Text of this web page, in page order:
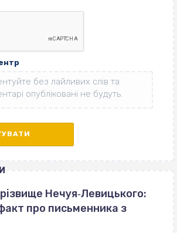
Нечуя‐Левицького:
про письменника з